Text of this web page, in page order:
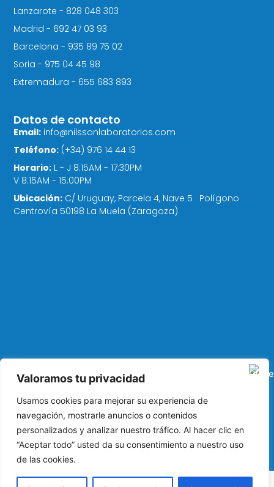
Valoramos tu privacidad
Usamos cookies para mejorar su experiencia de
navegación, mostrarle anuncios o contenidos
personalizados y analizar nuestro tráfico. Al hacer clic en
“Aceptar todo” usted da su consentimiento a nuestro uso
de las cookies.
I
n
s
L
i
n
F
a
c
Lanzarote - 828 048 303
Madrid - 692 47 03 93
Barcelona - 935 89 75 02
Soria - 975 04 45 98
Extremadura - 655 683 893
Datos de contacto
Email: info@nilssonlaboratorios.com
Teléfono: (+34) 976 14 44 13
Horario: L - J 8:15AM - 17:30PM
V 8:15AM - 15:00PM
Ubicación: C/ Uruguay, Parcela 4, Nave 5 · Polígono
Centrovía 50198 La Muela (Zaragoza)